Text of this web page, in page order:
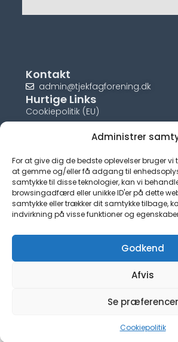
Administrer
For at give dig de bedste oplevelser bruger
at gemme og/eller få adgang til
samtykke til disse teknologier, kan vi
browsingadfærd eller unikke ID'er på dette
samtykke eller trækker dit samtykke tilbage,
indvirkning på visse funktioner og
Godkend
Afvis
Se præferencer
Cookiepolitik
Kontakt
admin@tjekfagforening.dk
Hurtige Links
Cookiepolitik (EU)
© tjek-fagforening.dk